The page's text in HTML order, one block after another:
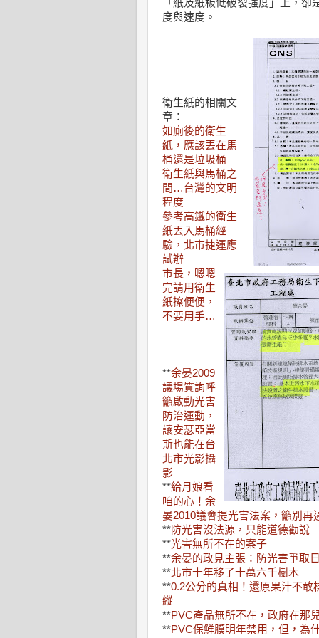
「紙及紙板低破裂強度」上，
度與速度。
衛生紙的相關文
章：
如廁後的衛生
紙，應該丟在馬
桶還是垃圾桶
衛生紙與馬桶之
間…台灣的文明
程度
參考高鐵的衛生
紙丟入馬桶經
驗，北市捷運應
試辦
市長，嗯嗯
完請用衛生
紙擦便便，
不要用手…
**余晏2009
議場質詢呼
籲啟動光害
防治運動，
讓安瑟亞當
斯也能在台
北市光影攝
影
**給月娘看
咱的心！余
晏2010議會提光害法案，籲別再
**防光害沒法源，只能道德勸說
**光害無所不在的案子
**余晏的政見主張：防光害爭取
**北市十年移了十萬六千樹木
**0.2公分的真相！還原果汁不敢
縱
**PVC產品無所不在，政府在那
**PVC保鮮膜明年禁用，但，為